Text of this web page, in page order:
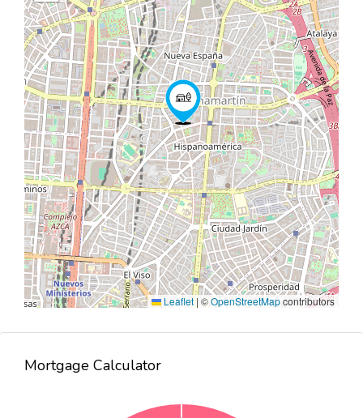
Leaflet | ©OpenStreetMapcontributors
Mortgage Calculator